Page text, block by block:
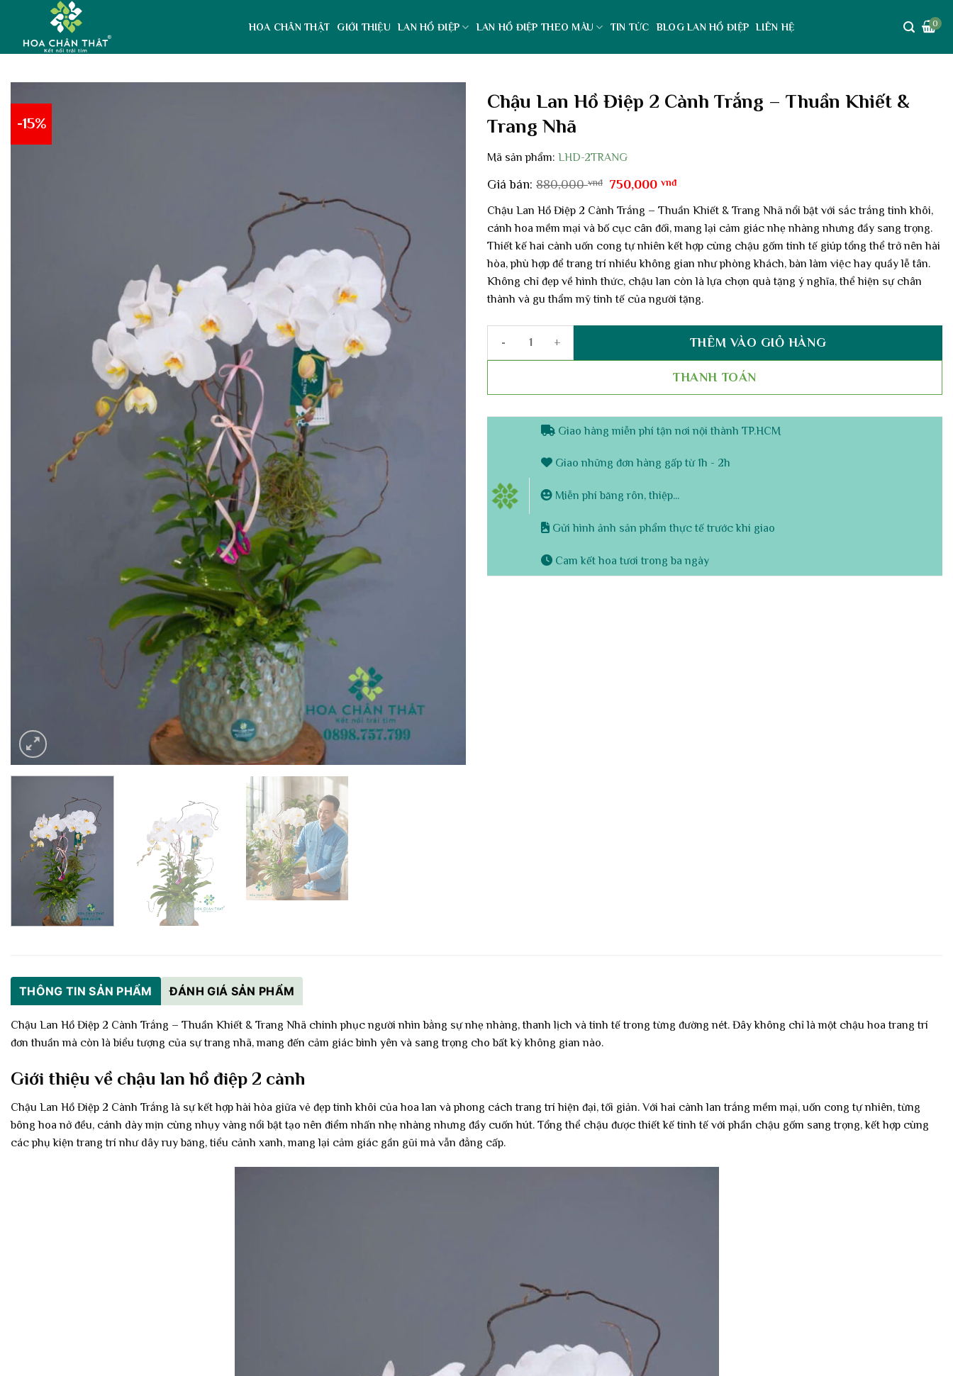
content
HOA CHÂN THẬT GIỚI THIỆU LAN HỒ ĐIỆP LAN HỒ ĐIỆP THEO MÀU TIN TỨC BLOG LAN HỒ ĐIỆP LIÊN HỆ 0
-15%
Chậu Lan Hồ Điệp 2 Cành Trắng – Thuần Khiết &
Trang Nhã
Mã sản phẩm: LHD-2TRANG
Giá bán: 880,000vnđ
Giá
là:
880,000 vnđ.
750,000vnđGiá
tại
750,000 vnđ.
Chậu Lan Hồ Điệp 2 Cành Trắng – Thuần Khiết & Trang Nhã nổi bật với sắc trắng tinh khôi,
cánh hoa mềm mại và bố cục cân đối, mang lại cảm giác nhẹ nhàng nhưng đầy sang trọng.
Thiết kế hai cành uốn cong tự nhiên kết hợp cùng chậu gốm tinh tế giúp tổng thể trở nên hài
hòa, phù hợp để trang trí nhiều không gian như phòng khách, bàn làm việc hay quầy lễ tân.
Không chỉ đẹp về hình thức, chậu lan còn là lựa chọn quà tặng ý nghĩa, thể hiện sự chân
thành và gu thẩm mỹ tinh tế của người tặng.
Chậu Lan Hồ Điệp 2 Cành Trắng – Thuần Khiết & Trang Nhã số lượng
THÊM VÀO GIỎ HÀNG
THANH TOÁN
Giao hàng miễn phí tận nơi nội thành TP.HCM
Giao những đơn hàng gấp từ 1h - 2h
Miễn phí băng rôn, thiệp...
Gửi hình ảnh sản phẩm thực tế trước khi giao
Cam kết hoa tươi trong ba ngày
THÔNG TIN SẢN PHẨM ĐÁNH GIÁ SẢN PHẨM
Chậu Lan Hồ Điệp 2 Cành Trắng – Thuần Khiết & Trang Nhã chinh phục người nhìn bằng sự nhẹ nhàng, thanh lịch và tinh tế trong từng đường nét. Đây không chỉ là một chậu hoa trang trí
đơn thuần mà còn là biểu tượng của sự trang nhã, mang đến cảm giác bình yên và sang trọng cho bất kỳ không gian nào.
Giới thiệu về chậu lan hồ điệp 2 cành
Chậu Lan Hồ Điệp 2 Cành Trắng là sự kết hợp hài hòa giữa vẻ đẹp tinh khôi của hoa lan và phong cách trang trí hiện đại, tối giản. Với hai cành lan trắng mềm mại, uốn cong tự nhiên, từng
bông hoa nở đều, cánh dày mịn cùng nhụy vàng nổi bật tạo nên điểm nhấn nhẹ nhàng nhưng đầy cuốn hút. Tổng thể chậu được thiết kế tinh tế với phần chậu gốm sang trọng, kết hợp cùng
các phụ kiện trang trí như dây ruy băng, tiểu cảnh xanh, mang lại cảm giác gần gũi mà vẫn đẳng cấp.